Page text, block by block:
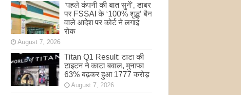
‘पहले कंपनी की बात सुनें’, डाबर
पर FSSAI के ‘100% शुद्ध’ बैन
वाले आदेश पर कोर्ट ने लगाई
रोक
August 7, 2026
Titan Q1 Result: टाटा की
टाइटन ने काटा बवाल, मुनाफा
63% बढ़कर हुआ 1777 करोड़
August 7, 2026